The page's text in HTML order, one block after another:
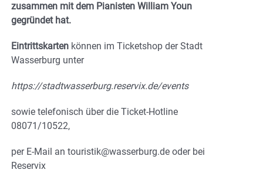
zusammen mit dem Pianisten William Youn
gegründet hat.
Eintrittskarten können im Ticketshop der Stadt
Wasserburg unter
https://stadtwasserburg.reservix.de/events
sowie telefonisch über die Ticket-Hotline
08071/10522,
per E-Mail an touristik@wasserburg.de oder bei
Reservix